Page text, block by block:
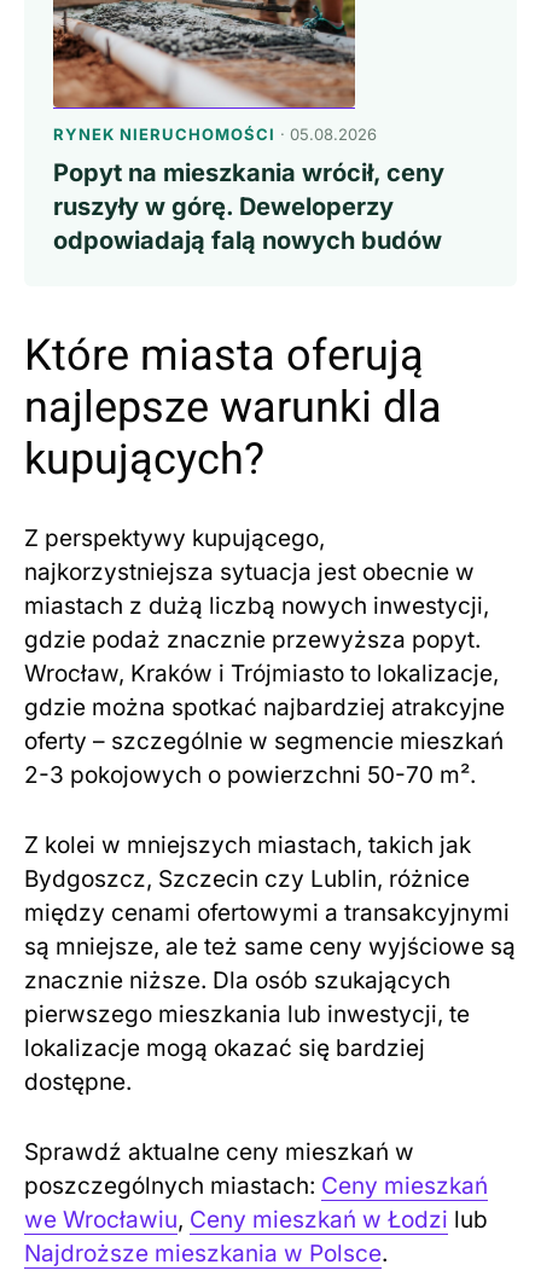
RYNEK NIERUCHOMOŚCI · 05.08.2026
Popyt na mieszkania wrócił, ceny
ruszyły w górę. Deweloperzy
odpowiadają falą nowych budów
Które miasta oferują
najlepsze warunki dla
kupujących?
Z perspektywy kupującego,
najkorzystniejsza sytuacja jest obecnie w
miastach z dużą liczbą nowych inwestycji,
gdzie podaż znacznie przewyższa popyt.
Wrocław, Kraków i Trójmiasto to lokalizacje,
gdzie można spotkać najbardziej atrakcyjne
oferty – szczególnie w segmencie mieszkań
2-3 pokojowych o powierzchni 50-70 m².
Z kolei w mniejszych miastach, takich jak
Bydgoszcz, Szczecin czy Lublin, różnice
między cenami ofertowymi a transakcyjnymi
są mniejsze, ale też same ceny wyjściowe są
znacznie niższe. Dla osób szukających
pierwszego mieszkania lub inwestycji, te
lokalizacje mogą okazać się bardziej
dostępne.
Sprawdź aktualne ceny mieszkań w
poszczególnych miastach: Ceny mieszkań
we Wrocławiu, Ceny mieszkań w Łodzi lub
Najdroższe mieszkania w Polsce.